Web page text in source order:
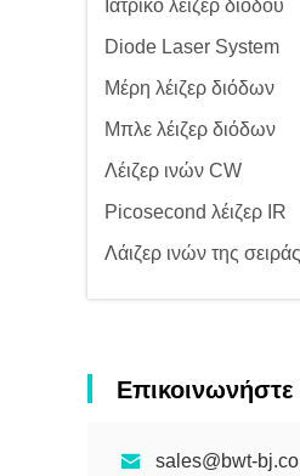
Ιατρικό λέιζερ διόδου
Diode Laser System
Μέρη λέιζερ διόδων
Μπλε λέιζερ διόδων
Λέιζερ ινών CW
Picosecond λέιζερ IR
Λάιζερ ινών της
Επικοινωνήστε
sales@bwt-